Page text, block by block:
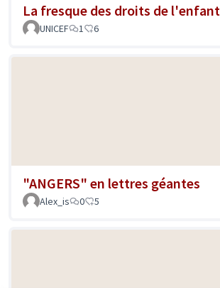
La fresque des droits de l'enfant
UNICEF
1 6
"ANGERS" en lettres géantes
Alex_is
0 5